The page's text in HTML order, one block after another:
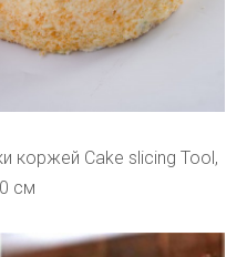
коржей Cake slicing Tool,
см